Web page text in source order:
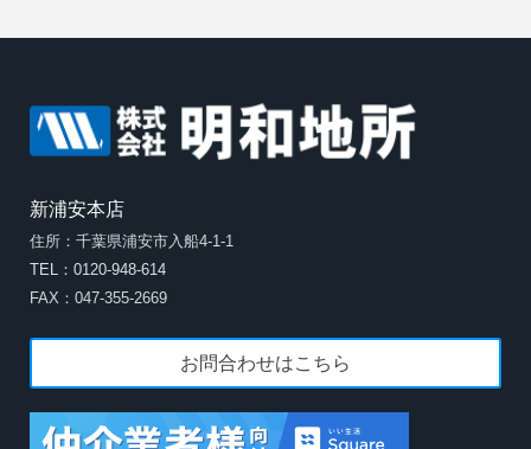
新浦安本店
住所：千葉県浦安市入船4-1-1
TEL：0120-948-614
FAX：047-355-2669
お問合わせはこちら